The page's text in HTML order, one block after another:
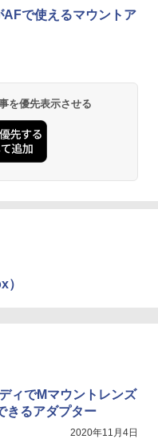
AFで使えるマウントア
を優先表示させる
ィでMマウントレンズ
きるアダプター
2020年11月4日